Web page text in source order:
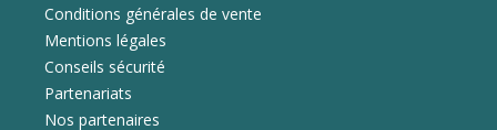
Conditions générales de vente
Mentions légales
Conseils sécurité
Partenariats
Nos partenaires